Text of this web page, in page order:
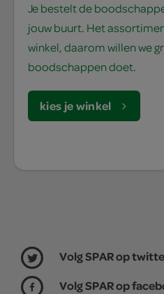
Je bestelt de
jouw buurt. Het
winkel, daarom willen we
boodschappen doet.
kies je winkel
Volg SPAR op
Volg SPAR op